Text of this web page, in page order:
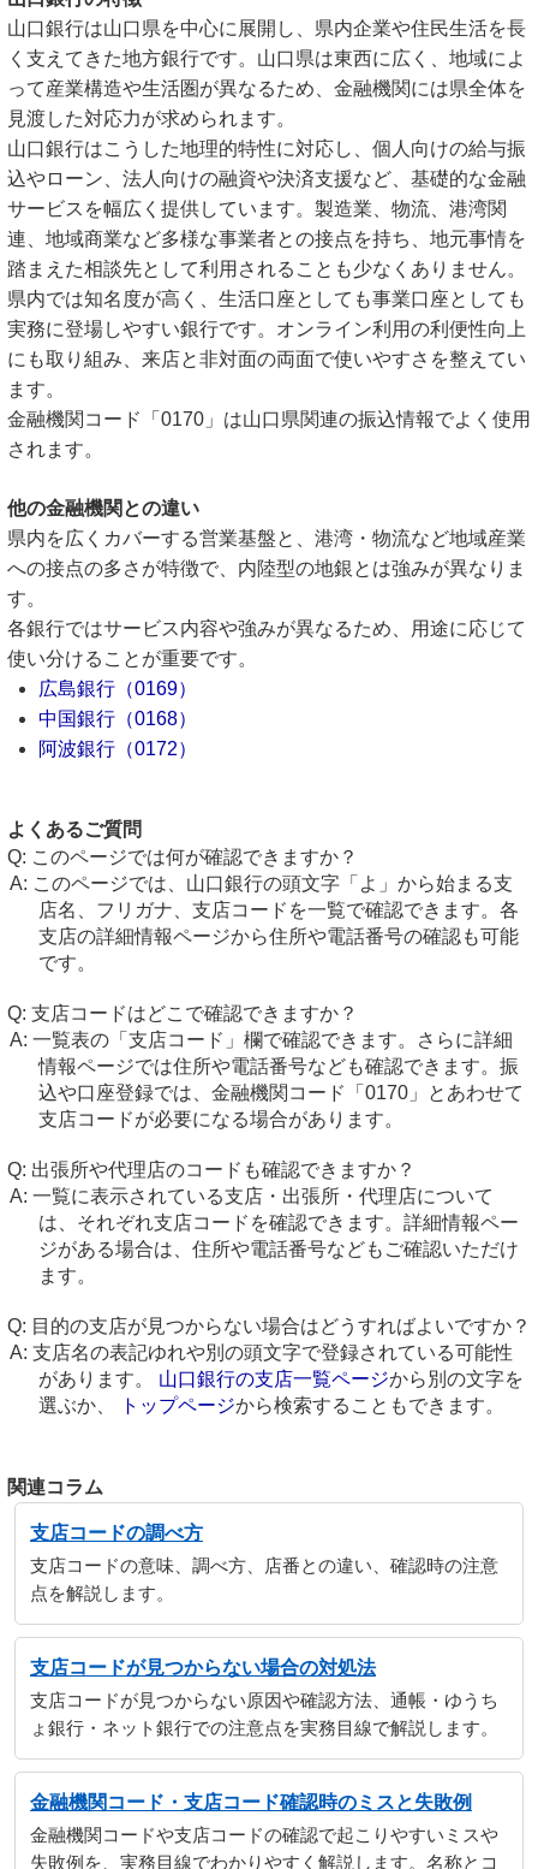
山口銀行は山口県を中心に展開し、県内企業や住民生活を長
く支えてきた地方銀行です。山口県は東西に広く、地域によ
って産業構造や生活圏が異なるため、金融機関には県全体を
見渡した対応力が求められます。
山口銀行はこうした地理的特性に対応し、個人向けの給与振
込やローン、法人向けの融資や決済支援など、基礎的な金融
サービスを幅広く提供しています。製造業、物流、港湾関
連、地域商業など多様な事業者との接点を持ち、地元事情を
踏まえた相談先として利用されることも少なくありません。
県内では知名度が高く、生活口座としても事業口座としても
実務に登場しやすい銀行です。オンライン利用の利便性向上
にも取り組み、来店と非対面の両面で使いやすさを整えてい
ます。
金融機関コード「0170」は山口県関連の振込情報でよく使用
されます。
他の金融機関との違い
県内を広くカバーする営業基盤と、港湾・物流など地域産業
への接点の多さが特徴で、内陸型の地銀とは強みが異なりま
す。
各銀行ではサービス内容や強みが異なるため、用途に応じて
使い分けることが重要です。
広島銀行（0169）
中国銀行（0168）
阿波銀行（0172）
よくあるご質問
このページでは何が確認できますか？
このページでは、山口銀行の頭文字「よ」から始まる支
店名、フリガナ、支店コードを一覧で確認できます。各
支店の詳細情報ページから住所や電話番号の確認も可能
です。
支店コードはどこで確認できますか？
一覧表の「支店コード」欄で確認できます。さらに詳細
情報ページでは住所や電話番号なども確認できます。振
込や口座登録では、金融機関コード「0170」とあわせて
支店コードが必要になる場合があります。
出張所や代理店のコードも確認できますか？
一覧に表示されている支店・出張所・代理店について
は、それぞれ支店コードを確認できます。詳細情報ペー
ジがある場合は、住所や電話番号などもご確認いただけ
ます。
目的の支店が見つからない場合はどうすればよいですか？
支店名の表記ゆれや別の頭文字で登録されている可能性
があります。 山口銀行の支店一覧ページから別の文字を
選ぶか、
トップページから検索することもできます。
関連コラム
支店コードの調べ方
支店コードの意味、調べ方、店番との違い、確認時の注意
点を解説します。
支店コードが見つからない場合の対処法
支店コードが見つからない原因や確認方法、通帳・ゆうち
ょ銀行・ネット銀行での注意点を実務目線で解説します。
金融機関コード・支店コード確認時のミスと失敗例
金融機関コードや支店コードの確認で起こりやすいミスや
失敗例を、実務目線でわかりやすく解説します。名称とコ